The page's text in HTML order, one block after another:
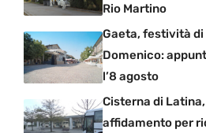
Rio Martino
Gaeta, festività di
Domenico:
l’8 agosto
Cisterna di Latina,
affidamento per